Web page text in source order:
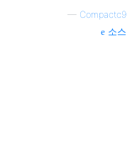
— Compactc9
소스